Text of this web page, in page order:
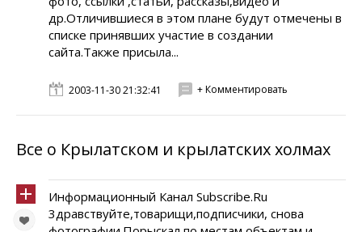
др.Отличившиеся в этом плане будут отмечены в
списке принявших участие в создании
сайта.Также присыла...
2003-11-30 21:32:41 + Комментировать
Все о Крылатском и крылатских холмах
Информационный Канал Subscribe.Ru
3дравствуйте,товарищи,подписчики, cнова